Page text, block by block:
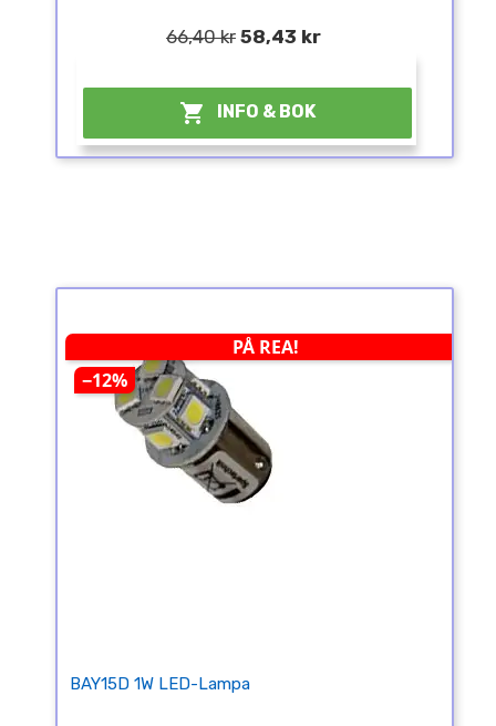
66,40 kr 58,43 kr
 INFO & BOK
PÅ REA!
−12%
BAY15D 1W LED-Lampa